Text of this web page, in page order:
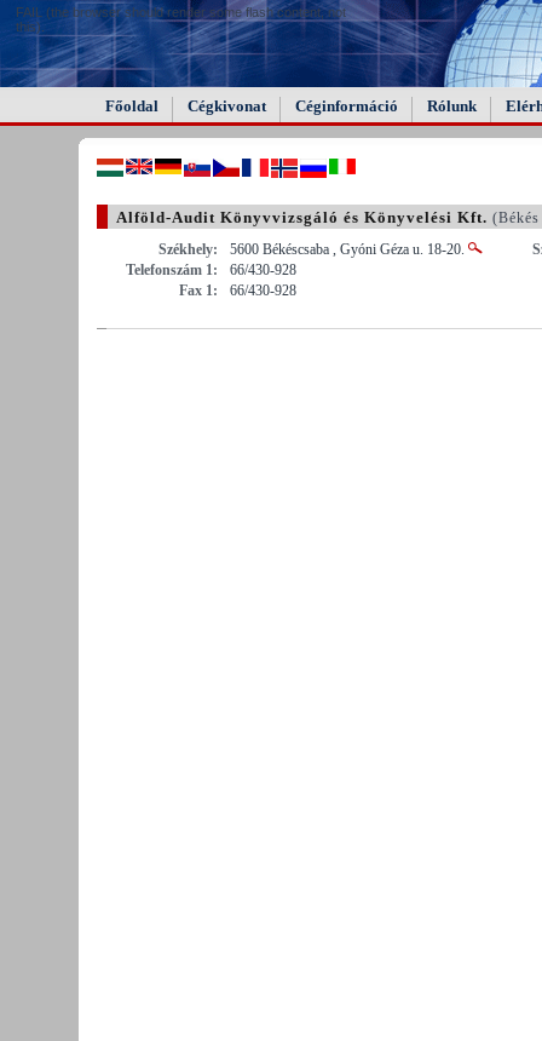
FAIL (the browser should render some flash content, not
this).
Főoldal Cégkivonat Céginformáció Rólunk
Alföld-Audit Könyvvizsgáló és Könyvelési Kft.
Székhely:
5600 Békéscsaba , Gyóni Géza u. 18-20.
Telefonszám 1:
66/430-928
Fax 1:
66/430-928